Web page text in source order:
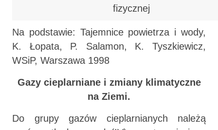
fizycznej
Na podstawie: Tajemnice powietrza i wody,
K. Łopata, P. Salamon, K. Tyszkiewicz,
WSiP, Warszawa 1998
Gazy cieplarniane i zmiany klimatyczne
na Ziemi.
Do grupy gazów cieplarnianych należą